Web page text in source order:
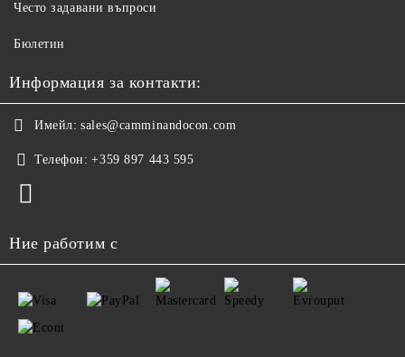
Често задавани въпроси
Бюлетин
Информация за контакти:
Имейл: sales@camminandocon.com
Телефон: +359 897 443 595
Ние работим с